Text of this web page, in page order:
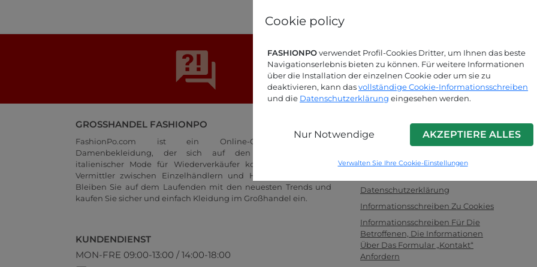
Cookie policy
FASHIONPOverwendet Profil-Cookies Dritter, um Ihnen das beste
Navigationserlebnis bieten zu können. Für weitere Informationen
über die Installation der einzelnen Cookie oder um sie zu
deaktivieren, kann dasvollständige Cookie-Informationsschreiben
und die Datenschutzerklärung eingesehen werden.
Nur Notwendige AKZEPTIERE ALLES
Verwalten Sie Ihre Cookie-Einstellungen
Suchen Sie nach Antworten?
Schauen Sie sich unsere FAQ-Seite an!
GROSSHANDEL FASHIONPO
FashionPo.com ist ein Online-Großhändler für
Damenbekleidung, der sich auf den Großhandel mit
italienischer Mode für Wiederverkäufer konzentriert und als
Vermittler zwischen Einzelhändlern und Herstellern fungiert.
Bleiben Sie auf dem Laufenden mit den neuesten Trends und
kaufen Sie sicher und einfach Kleidung im Großhandel ein.
KUNDENDIENST
MON-FRE 09:00-13:00 / 14:00-18:00
F.a.q.
Datenschutzerklärung
Informationsschreiben Zu Cookies
Informationsschreiben Für Die
Betroffenen, Die Informationen
Über Das Formular „Kontakt“
Anfordern